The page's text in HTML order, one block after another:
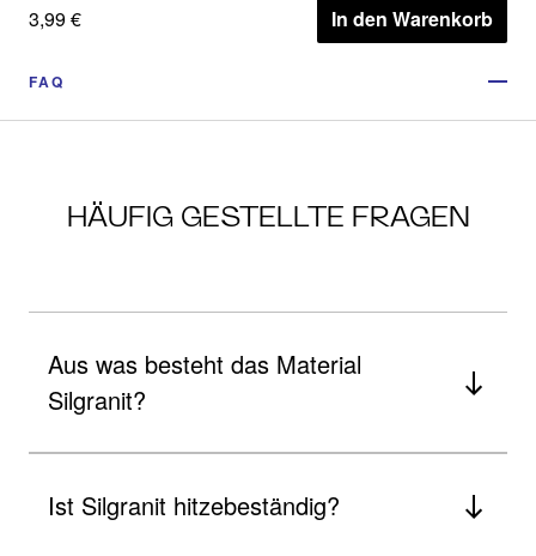
3,99 € In den Warenkorb
FAQ
HÄUFIG GESTELLTE FRAGEN
Aus was besteht das Material
Silgranit?
Ist Silgranit hitzebeständig?